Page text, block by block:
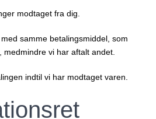
modtaget fra dig.
samme betalingsmiddel, som
vi har aftalt andet.
indtil vi har modtaget varen.